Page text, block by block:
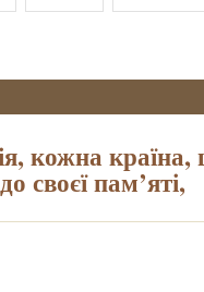
кожна
своєї пам’яті,